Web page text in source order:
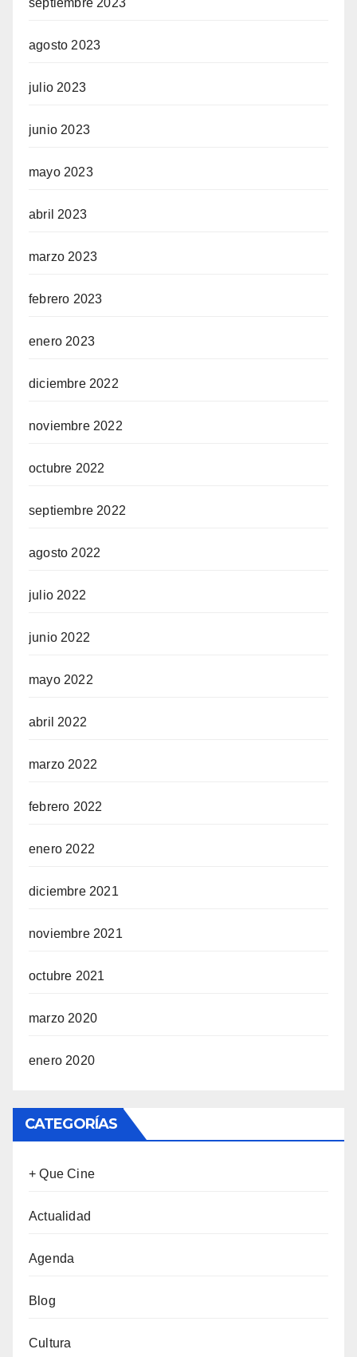
septiembre 2023
agosto 2023
julio 2023
junio 2023
mayo 2023
abril 2023
marzo 2023
febrero 2023
enero 2023
diciembre 2022
noviembre 2022
octubre 2022
septiembre 2022
agosto 2022
julio 2022
junio 2022
mayo 2022
abril 2022
marzo 2022
febrero 2022
enero 2022
diciembre 2021
noviembre 2021
octubre 2021
marzo 2020
enero 2020
CATEGORÍAS
+ Que Cine
Actualidad
Agenda
Blog
Cultura